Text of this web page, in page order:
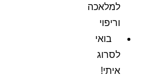
למלאכה
וריפוי
בואי
לסרוג
איתי!